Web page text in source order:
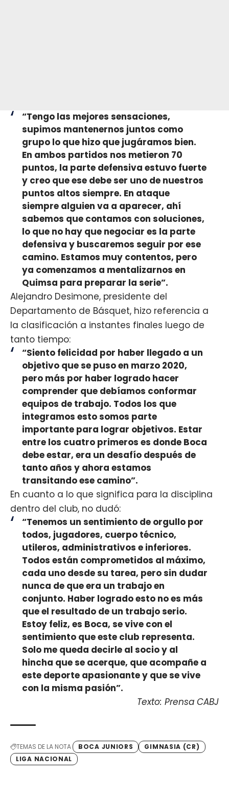
“Tengo las mejores sensaciones,
supimos mantenernos juntos como
grupo lo que hizo que jugáramos bien.
En ambos partidos nos metieron 70
puntos, la parte defensiva estuvo fuerte
y creo que ese debe ser uno de nuestros
puntos altos siempre. En ataque
siempre alguien va a aparecer, ahí
sabemos que contamos con soluciones,
lo que no hay que negociar es la parte
defensiva y buscaremos seguir por ese
camino. Estamos muy contentos, pero
ya comenzamos a mentalizarnos en
Quimsa para preparar la serie”.
Alejandro Desimone, presidente del
Departamento de Básquet, hizo referencia a
la clasificación a instantes finales luego de
tanto tiempo:
“Siento felicidad por haber llegado a un
objetivo que se puso en marzo 2020,
pero más por haber logrado hacer
comprender que debíamos conformar
equipos de trabajo. Todos los que
integramos esto somos parte
importante para lograr objetivos. Estar
entre los cuatro primeros es donde Boca
debe estar, era un desafío después de
tanto años y ahora estamos
transitando ese camino”.
En cuanto a lo que significa para la disciplina
dentro del club, no dudó:
“Tenemos un sentimiento de orgullo por
todos, jugadores, cuerpo técnico,
utileros, administrativos e inferiores.
Todos están comprometidos al máximo,
cada uno desde su tarea, pero sin dudar
nunca de que era un trabajo en
conjunto. Haber logrado esto no es más
que el resultado de un trabajo serio.
Estoy feliz, es Boca, se vive con el
sentimiento que este club representa.
Solo me queda decirle al socio y al
hincha que se acerque, que acompañe a
este deporte apasionante y que se vive
con la misma pasión”.
Texto: Prensa CABJ
TEMAS DE LA NOTA BOCA JUNIORS
GIMNASIA (CR)
LIGA NACIONAL